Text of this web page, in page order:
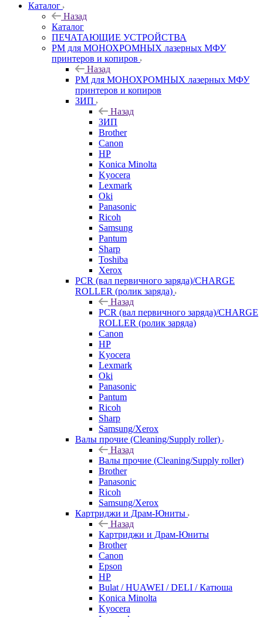
Каталог
Назад
Каталог
ПЕЧАТАЮЩИЕ УСТРОЙСТВА
РМ для МОНОХРОМНЫХ лазерных МФУ
принтеров и копиров
Назад
РМ для МОНОХРОМНЫХ лазерных МФУ
принтеров и копиров
ЗИП
Назад
ЗИП
Brother
Canon
HP
Konica Minolta
Kyocera
Lexmark
Oki
Panasonic
Ricoh
Samsung
Pantum
Sharp
Toshiba
Xerox
PCR (вал первичного заряда)/CHARGE
ROLLER (ролик заряда)
Назад
PCR (вал первичного заряда)/CHARGE
ROLLER (ролик заряда)
Canon
HP
Kyocera
Lexmark
Oki
Panasonic
Pantum
Ricoh
Sharp
Samsung/Xerox
Валы прочие (Cleaning/Supply roller)
Назад
Валы прочие (Cleaning/Supply roller)
Brother
Panasonic
Ricoh
Samsung/Xerox
Картриджи и Драм-Юниты
Назад
Картриджи и Драм-Юниты
Brother
Canon
Epson
HP
Bulat / HUAWEI / DELI / Катюша
Konica Minolta
Kyocera